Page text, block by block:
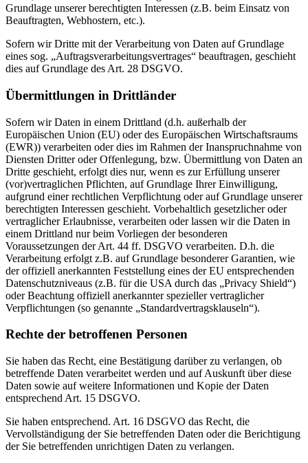
Grundlage unserer berechtigten Interessen (z.B. beim Einsatz von
Beauftragten, Webhostern, etc.).
Sofern wir Dritte mit der Verarbeitung von Daten auf Grundlage
eines sog. „Auftragsverarbeitungsvertrages“ beauftragen, geschieht
dies auf Grundlage des Art. 28 DSGVO.
Übermittlungen in Drittländer
Sofern wir Daten in einem Drittland (d.h. außerhalb der
Europäischen Union (EU) oder des Europäischen Wirtschaftsraums
(EWR)) verarbeiten oder dies im Rahmen der Inanspruchnahme von
Diensten Dritter oder Offenlegung, bzw. Übermittlung von Daten an
Dritte geschieht, erfolgt dies nur, wenn es zur Erfüllung unserer
(vor)vertraglichen Pflichten, auf Grundlage Ihrer Einwilligung,
aufgrund einer rechtlichen Verpflichtung oder auf Grundlage unserer
berechtigten Interessen geschieht. Vorbehaltlich gesetzlicher oder
vertraglicher Erlaubnisse, verarbeiten oder lassen wir die Daten in
einem Drittland nur beim Vorliegen der besonderen
Voraussetzungen der Art. 44 ff. DSGVO verarbeiten. D.h. die
Verarbeitung erfolgt z.B. auf Grundlage besonderer Garantien, wie
der offiziell anerkannten Feststellung eines der EU entsprechenden
Datenschutzniveaus (z.B. für die USA durch das „Privacy Shield“)
oder Beachtung offiziell anerkannter spezieller vertraglicher
Verpflichtungen (so genannte „Standardvertragsklauseln“).
Rechte der betroffenen Personen
Sie haben das Recht, eine Bestätigung darüber zu verlangen, ob
betreffende Daten verarbeitet werden und auf Auskunft über diese
Daten sowie auf weitere Informationen und Kopie der Daten
entsprechend Art. 15 DSGVO.
Sie haben entsprechend. Art. 16 DSGVO das Recht, die
Vervollständigung der Sie betreffenden Daten oder die Berichtigung
der Sie betreffenden unrichtigen Daten zu verlangen.